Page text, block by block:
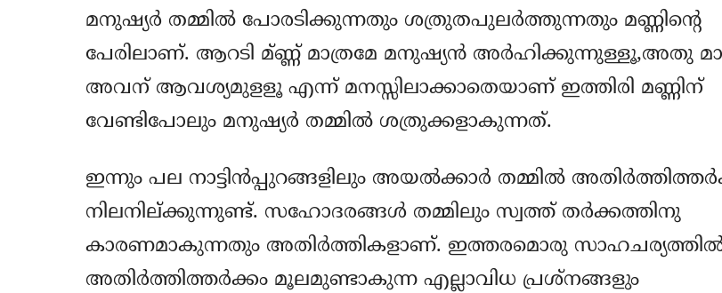
മനുഷ്യര്‍ തമ്മില്‍ പോരടിക്കുന്നതും ശത്രുതപുലര്‍ത്തുന്നതും മണ്ണിന്റെ
പേരിലാണ്. ആറടി മ്ണ്ണ് മാത്രമേ മനുഷ്യന്‍ അര്‍ഹിക്കുന്നുള്ളൂ,അതു
അവന് ആവശ്യമുളളൂ എന്ന് മനസ്സിലാക്കാതെയാണ് ഇത്തിരി മണ്ണിന്
വേണ്ടിപോലും മനുഷ്യര്‍ തമ്മില്‍ ശത്രുക്കളാകുന്നത്.
ഇന്നും പല നാട്ടിന്‍പ്പുറങ്ങളിലും അയല്‍ക്കാര്‍ തമ്മില്‍
നിലനില്ക്കുന്നുണ്ട്. സഹോദരങ്ങള്‍ തമ്മിലും സ്വത്ത് തര്‍ക്കത്തിനു
കാരണമാകുന്നതും അതിര്‍ത്തികളാണ്. ഇത്തരമൊരു
അതിര്‍ത്തിത്തര്‍ക്കം മൂലമുണ്ടാകുന്ന എല്ലാവിധ പ്രശ്‌നങ്ങളും